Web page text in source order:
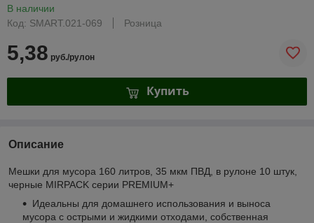
В наличии
Код: SMART.021-069
Розница
5,38 руб./рулон
Купить
Описание
Мешки для мусора 160 литров, 35 мкм ПВД, в рулоне 10 штук,
черные MIRPACK серии PREMIUM+
Идеальны для домашнего использования и выноса
мусора с острыми и жидкими отходами, собственная